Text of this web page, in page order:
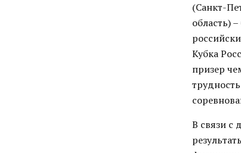
(Санкт-
область)
Кубка
призер
В связи с